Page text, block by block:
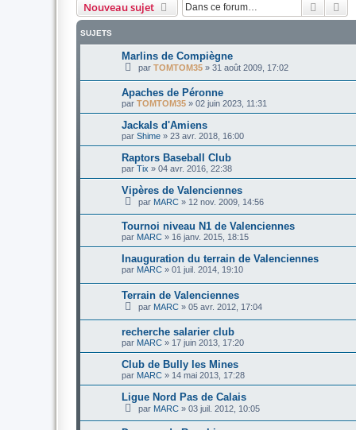
Nouveau sujet
SUJETS
Marlins de Compiègne
par TOMTOM35 » 31 août 2009, 17:02
Apaches de Péronne
par TOMTOM35 » 02 juin 2023, 11:31
Jackals d'Amiens
par Shime » 23 avr. 2018, 16:00
Raptors Baseball Club
par Tix » 04 avr. 2016, 22:38
Vipères de Valenciennes
par MARC » 12 nov. 2009, 14:56
Tournoi niveau N1 de Valenciennes
par MARC » 16 janv. 2015, 18:15
Inauguration du terrain de Valenciennes
par MARC » 01 juil. 2014, 19:10
Terrain de Valenciennes
par MARC » 05 avr. 2012, 17:04
recherche salarier club
par MARC » 17 juin 2013, 17:20
Club de Bully les Mines
par MARC » 14 mai 2013, 17:28
Ligue Nord Pas de Calais
par MARC » 03 juil. 2012, 10:05